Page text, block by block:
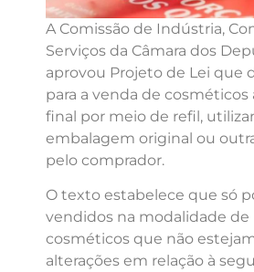
A Comissão de Indústria,
Serviços da Câmara dos
aprovou Projeto de Lei que
para a venda de
final por meio de refil,
embalagem original ou
pelo comprador.
O texto estabelece que só
vendidos na modalidade de
cosméticos que não
alterações em relação à